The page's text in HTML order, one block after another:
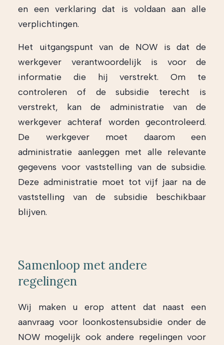
en een verklaring dat is voldaan aan alle
verplichtingen.
Het uitgangspunt van de NOW is dat de
werkgever verantwoordelijk is voor de
informatie die hij verstrekt. Om te
controleren of de subsidie terecht is
verstrekt, kan de administratie van de
werkgever achteraf worden gecontroleerd.
De werkgever moet daarom een
administratie aanleggen met alle relevante
gegevens voor vaststelling van de subsidie.
Deze administratie moet tot vijf jaar na de
vaststelling van de subsidie beschikbaar
blijven.
Samenloop met andere
regelingen
Wij maken u erop attent dat naast een
aanvraag voor loonkostensubsidie onder de
NOW mogelijk ook andere regelingen voor